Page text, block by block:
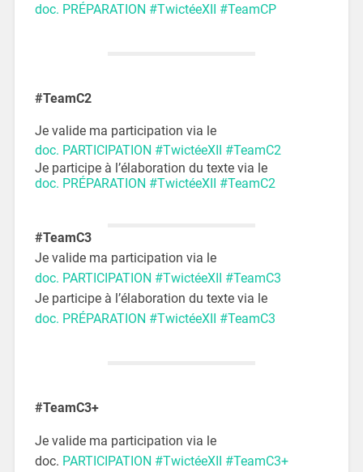
doc. PRÉPARATION #TwictéeXII #TeamCP
#TeamC2
Je valide ma participation via le
doc. PARTICIPATION #TwictéeXII #TeamC2
Je participe à l’élaboration du texte via le
doc. PRÉPARATION #TwictéeXII #TeamC2
#TeamC3
Je valide ma participation via le
doc. PARTICIPATION #TwictéeXII #TeamC3
Je participe à l’élaboration du texte via le
doc. PRÉPARATION #TwictéeXII #TeamC3
#TeamC3+
Je valide ma participation via le
doc. PARTICIPATION #TwictéeXII #TeamC3+